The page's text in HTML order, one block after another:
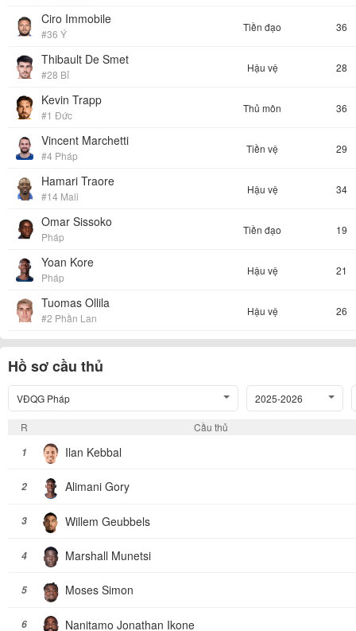
Ciro Immobile
#36 Ý
Tiền đạo 36
Thibault De Smet
#28 Bỉ
Hậu vệ 28
Kevin Trapp
#1 Đức
Thủ môn 36
Vincent Marchetti
#4 Pháp
Tiền vệ 29
Hamari Traore
#14 Mali
Hậu vệ 34
Omar Sissoko
Pháp
Tiền đạo 19
Yoan Kore
Pháp
Hậu vệ 21
Tuomas Ollila
#2 Phần Lan
Hậu vệ 26
Hồ sơ cầu thủ
VĐQG Pháp 2025-2026
R
Cầu thủ
1
Ilan Kebbal
2 Alimani Gory
3 Willem Geubbels
4 Marshall Munetsi
5 Moses Simon
6 Nanitamo Jonathan Ikone